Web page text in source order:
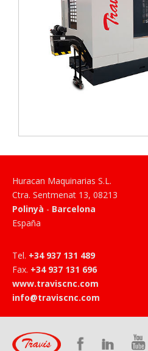
Huracan Maquinarias S.L.
Ctra. Sentmenat 13, 08213
Polinyà - Barcelona
España
Tel. +34 937 131 489
Fax. +34 937 131 696
www.traviscnc.com
info@traviscnc.com